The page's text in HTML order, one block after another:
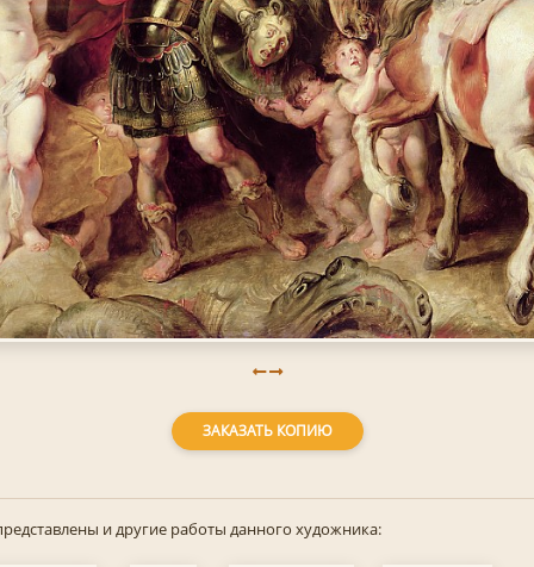
ЗАКАЗАТЬ КОПИЮ
и другие работы данного художника: